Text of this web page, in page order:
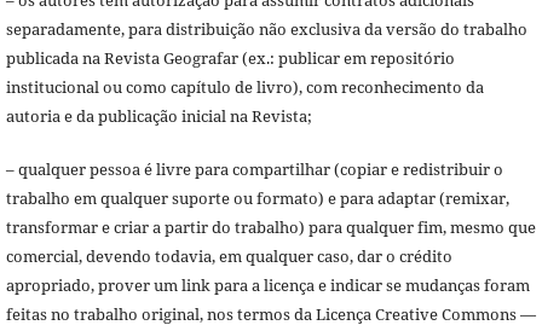
separadamente, para distribuição não exclusiva da versão do trabalho
publicada na Revista Geografar (ex.: publicar em repositório
institucional ou como capítulo de livro), com reconhecimento da
autoria e da publicação inicial na Revista;
– qualquer pessoa é livre para compartilhar (copiar e redistribuir o
trabalho em qualquer suporte ou formato) e para adaptar (remixar,
transformar e criar a partir do trabalho) para qualquer fim, mesmo que
comercial, devendo todavia, em qualquer caso, dar o crédito
apropriado, prover um link para a licença e indicar se mudanças foram
feitas no trabalho original, nos termos da Licença Creative Commons —